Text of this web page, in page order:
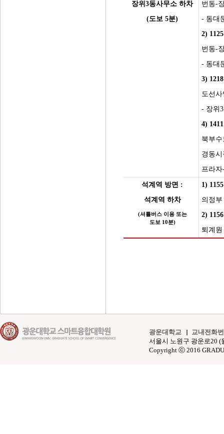
장위3동사무소 하차
(도보 5분)
번동-
- 동대
2)
번동-
- 동대
3)
도선
- 장위
4)
북부
경동
프라
석계역 방면 :
석계역 하차
(셔틀버스 이용 또는
도보 10분)
1)
의정
2)
퇴계
광운대학교
교내전화
서울시 노원구 광운로20 (
Copyright ⓒ 2016